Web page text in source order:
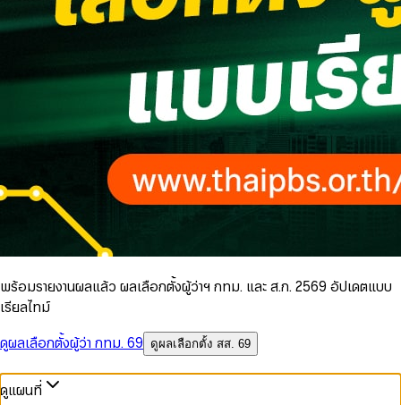
พร้อมรายงานผลแล้ว ผลเลือกตั้งผู้ว่าฯ กทม. และ ส.ก. 2569 อัปเดตแบบ
เรียลไทม์
ดูผลเลือกตั้งผู้ว่า กทม. 69
ดูผลเลือกตั้ง สส. 69
ดูแผนที่